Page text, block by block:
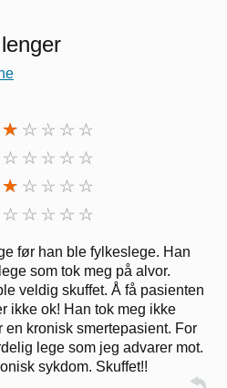
før han ble fylkeslege. Han
som tok meg på alvor.
veldig skuffet. Å få pasienten
ikke ok! Han tok meg ikke
kronisk smertepasient. For
lege som jeg advarer mot.
sykdom. Skuffet!!